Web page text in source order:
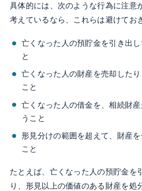
具体的には、次のような行為に注意
考えているなら、これらは避けてお
亡くなった人の預貯金を引き出
と
亡くなった人の財産を売却した
こと
亡くなった人の借金を、相続財
うこと
形見分けの範囲を超えて、財産
こと
たとえば、亡くなった人の預貯金を
り、形見以上の価値のある財産を処